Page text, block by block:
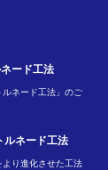
ード工法
ネード工法」のご
ルネード工法
より進化させた工法